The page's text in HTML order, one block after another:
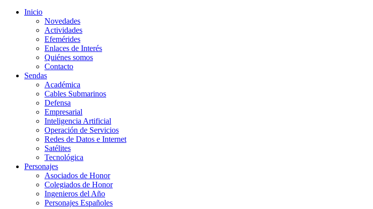
Inicio
Novedades
Actividades
Efemérides
Enlaces de Interés
Quiénes somos
Contacto
Sendas
Académica
Cables Submarinos
Defensa
Empresarial
Inteligencia Artificial
Operación de Servicios
Redes de Datos e Internet
Satélites
Tecnológica
Personajes
Asociados de Honor
Colegiados de Honor
Ingenieros del Año
Personajes Españoles